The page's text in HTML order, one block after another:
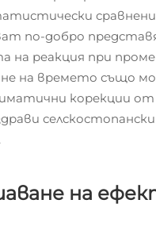
по-добро
на реакция при
на времето също
корекции
на